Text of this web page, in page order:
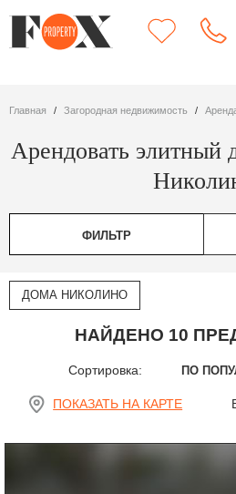
Главная Загородная недвижимость
Арендовать элитный
ФИЛЬТР
ДОМА НИКОЛИНО
НАЙДЕНО 10
Сортировка:
ПОКАЗАТЬ НА КАРТЕ